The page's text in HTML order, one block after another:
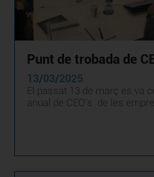
Punt de trobada de
13/03/2025
El passat 13 de març es va
anual de CEO’s de les